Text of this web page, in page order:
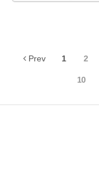
Prev 1 2
10